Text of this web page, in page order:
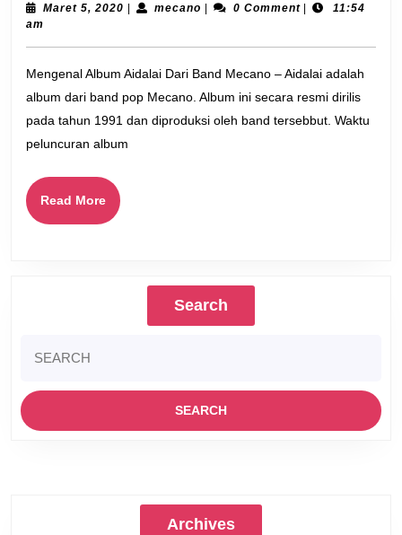
Aidalai
Band
Mecano
Maret 5, 2020 Maretmecanomecano0 Comment
11:54
am
Mengenal Album Aidalai Dari Band Mecano – Aidalai adalah
album dari band pop Mecano. Album ini secara resmi dirilis
pada tahun 1991 dan diproduksi oleh band tersebbut. Waktu
peluncuran album
Read MoreRead
More
Search
for:
Archives